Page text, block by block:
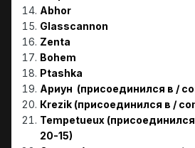
Abhor
Glasscannon
Zenta
Bohem
Ptashka
Ариун (присоединился в /
Кrezik (присоединился в /
Tempetueux
20-15)